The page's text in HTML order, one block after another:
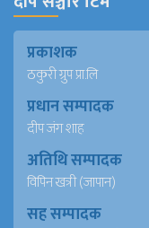
प्रकाशक
ठकुरी ग्रुप प्रा.लि
प्रधान सम्पादक
दीप जंग शाह
अतिथि सम्पादक
विपिन खत्री (जापान)
सह सम्पादक